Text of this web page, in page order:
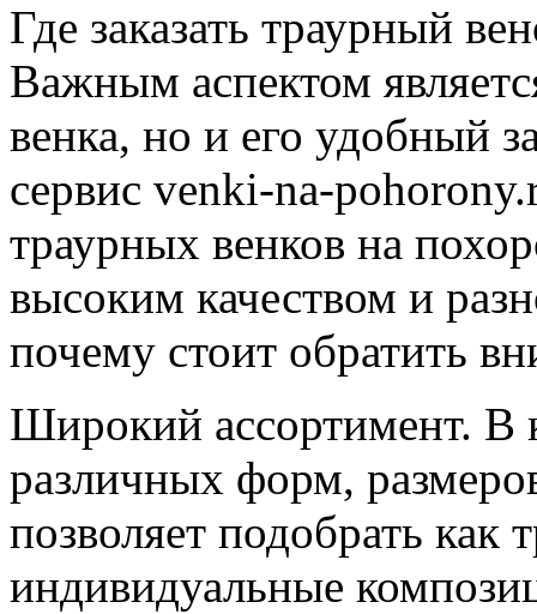
Где заказать траурный
Важным аспектом
венка, но и его удобный
сервис venki-na-
траурных венков на
высоким качеством и
почему стоит обратить
Широкий ассортимент. В
различных форм,
позволяет подобрать как
индивидуальные